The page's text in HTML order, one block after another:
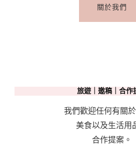
關於我們
旅遊｜邀稿｜合作
我們歡迎任何有關於
美食以及生活用
合作提案。